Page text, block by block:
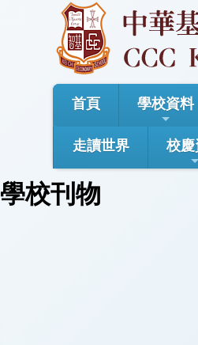
首頁 學校資料
走讀世界 校
學校刊物